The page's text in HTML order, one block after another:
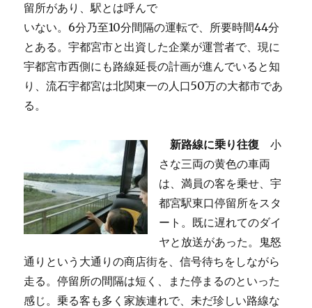
留所があり、駅とは呼んで
いない。6分乃至10分間隔の運転で、所要時間44分
とある。宇都宮市と出資した企業が運営者で、現に
宇都宮市西側にも路線延長の計画が進んでいると知
り、流石宇都宮は北関東一の人口50万の大都市であ
る。
新路線に乗り往復 小
さな三両の黄色の車両
は、満員の客を乗せ、宇
都宮駅東口停留所をスタ
ート。既に遅れてのダイ
ヤと放送があった。鬼怒
通りという大通りの商店街を、信号待ちをしながら
走る。停留所の間隔は短く、また停まるのといった
感じ。乗る客も多く家族連れで、未だ珍しい路線な